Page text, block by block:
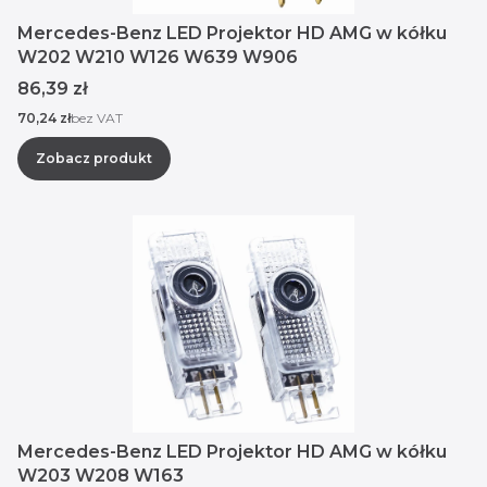
Mercedes-Benz LED Projektor HD AMG w kółku
W202 W210 W126 W639 W906
Cena
86,39 zł
Cena
70,24 złbez VAT
Zobacz produkt
Mercedes-Benz LED Projektor HD AMG w kółku
W203 W208 W163